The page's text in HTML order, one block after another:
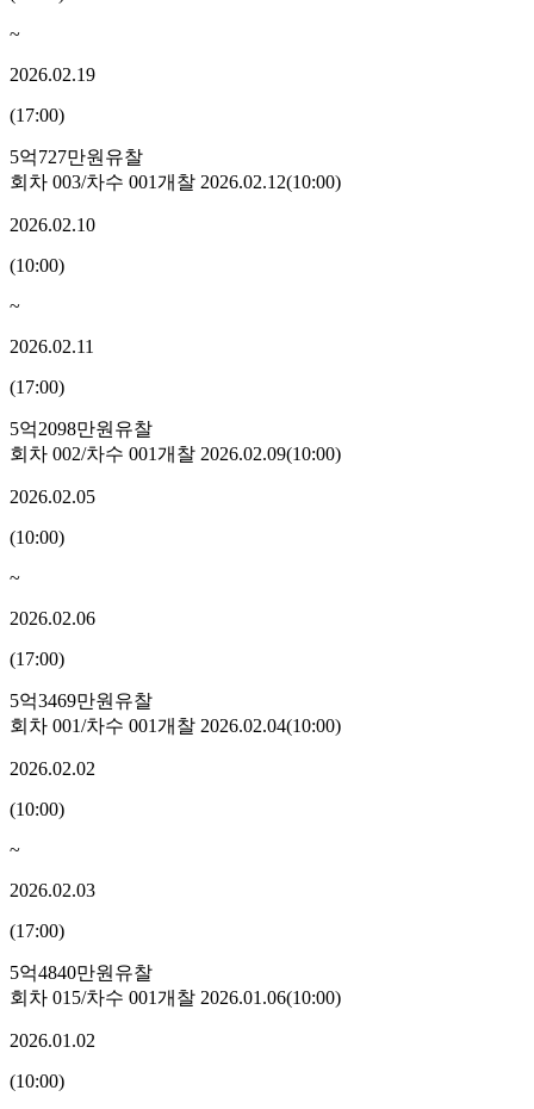
~
2026.02.19
(17:00)
5억727만원 유찰
회차 003/차수 001개찰 2026.02.12(10:00)
2026.02.10
(10:00)
~
2026.02.11
(17:00)
5억2098만원 유찰
회차 002/차수 001개찰 2026.02.09(10:00)
2026.02.05
(10:00)
~
2026.02.06
(17:00)
5억3469만원 유찰
회차 001/차수 001개찰 2026.02.04(10:00)
2026.02.02
(10:00)
~
2026.02.03
(17:00)
5억4840만원 유찰
회차 015/차수 001개찰 2026.01.06(10:00)
2026.01.02
(10:00)